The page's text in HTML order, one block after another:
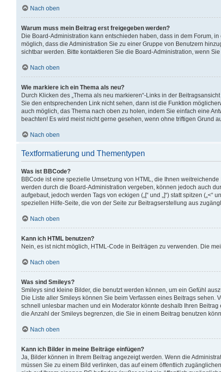
Nach oben
Warum muss mein Beitrag erst freigegeben werden?
Die Board-Administration kann entschieden haben, dass in dem Forum,
möglich, dass die Administration Sie zu einer Gruppe von Benutzern
sichtbar werden. Bitte kontaktieren Sie die Board-Administration, wenn
Nach oben
Wie markiere ich ein Thema als neu?
Durch Klicken des „Thema als neu markieren“-Links in der
Sie den entsprechenden Link nicht sehen, dann ist die Funktion
auch möglich, das Thema nach oben zu holen, indem Sie einfach eine
beachten! Es wird meist nicht gerne gesehen, wenn ohne triftigen Grund
Nach oben
Textformatierung und Thementypen
Was ist BBCode?
BBCode ist eine spezielle Umsetzung von HTML, die Ihnen
werden durch die Board-Administration vergeben, können jedoch auch
aufgebaut, jedoch werden Tags von eckigen („[“ und „]“) statt spitzen
speziellen Hilfe-Seite, die von der Seite zur Beitragserstellung aus
Nach oben
Kann ich HTML benutzen?
Nein, es ist nicht möglich, HTML-Code in Beiträgen zu verwenden. Die
Nach oben
Was sind Smileys?
Smileys sind kleine Bilder, die benutzt werden können, um ein Gefühl
Die Liste aller Smileys können Sie beim Verfassen eines Beitrags
schnell unlesbar machen und ein Moderator könnte deshalb Ihren
die Anzahl der Smileys begrenzen, die Sie in einem Beitrag benutzen
Nach oben
Kann ich Bilder in meine Beiträge einfügen?
Ja, Bilder können in Ihrem Beitrag angezeigt werden. Wenn die
müssen Sie zu einem Bild verlinken, das auf einem öffentlich